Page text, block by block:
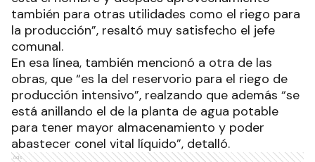
también para otras utilidades como el riego para
la producción”, resaltó muy satisfecho el jefe
comunal.
En esa línea, también mencionó a otra de las
obras, que “es la del reservorio para el riego de
producción intensivo”, realzando que además “se
está anillando el de la planta de agua potable
para tener mayor almacenamiento y poder
abastecer conel vital líquido”, detalló.
Ads